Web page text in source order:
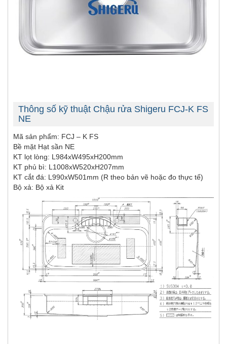
Thông số kỹ thuật Chậu rửa Shigeru FCJ-K FS
NE
Mã sản phẩm: FCJ – K FS
Bề mặt Hạt sần NE
KT lọt lòng: L984xW495xH200mm
KT phủ bì: L1008xW520xH207mm
KT cắt đá: L990xW501mm (R theo bản vẽ hoặc đo thực tế)
Bộ xả: Bộ xả Kit